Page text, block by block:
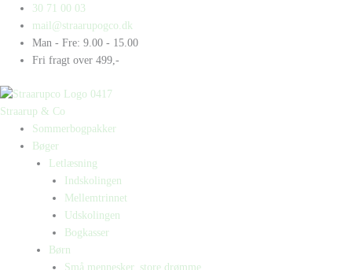
indholdet
30 71 00 03
mail@straarupogco.dk
Man - Fre: 9.00 - 15.00
Fri fragt over 499,-
Straarup & Co
Sommerbogpakker
Bøger
Letlæsning
Indskolingen
Mellemtrinnet
Udskolingen
Bogkasser
Børn
Små mennesker, store drømme
Products
search
Products
search